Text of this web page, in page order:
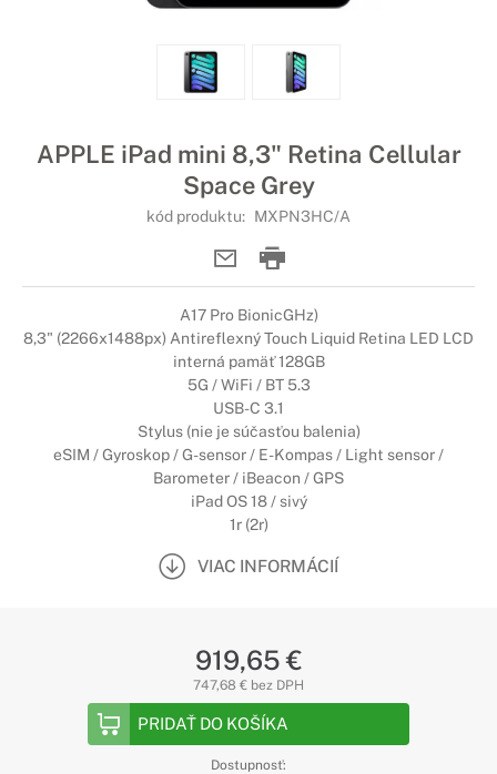
APPLE iPad mini 8,3" Retina Cellular
Space Grey
kód produktu: MXPN3HC/A
A17 Pro BionicGHz)
8,3" (2266x1488px) Antireflexný Touch Liquid Retina LED LCD
interná pamäť 128GB
5G / WiFi / BT 5.3
USB-C 3.1
Stylus (nie je súčasťou balenia)
eSIM / Gyroskop / G-sensor / E-Kompas / Light sensor /
Barometer / iBeacon / GPS
iPad OS 18 / sivý
1r (2r)
VIAC INFORMÁCIÍ
919,65 €
747,68 € bez DPH
PRIDAŤ DO KOŠÍKA
Dostupnosť: